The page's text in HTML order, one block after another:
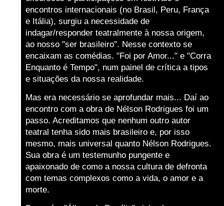
encontros internacionais (no Brasil, Peru, França
e Itália), surgiu a necessidade de
indagar/responder teatralmente à nossa origem,
ao nosso "ser brasileiro". Nesse contexto se
encaixam as comédias. "Foi por Amor..." e "Corra
Enquanto é Tempo", num painel de crítica a tipos
e situações da nossa realidade.
Mas era necessário se aprofundar mais... Daí ao
encontro com a obra de Nélson Rodrigues foi um
passo. Acreditamos que nenhum outro autor
teatral tenha sido mais brasileiro e, por isso
mesmo, mais universal quanto Nélson Rodrigues.
Sua obra é um testemunho pungente e
apaixonado de como a nossa cultura de defronta
com temas complexos como a vida, o amor e a
morte.